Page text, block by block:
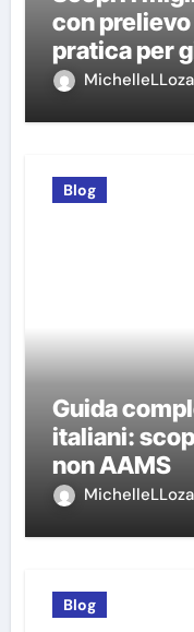
con
pratica per
Blog
Guida
italiani:
non AAMS
Blog